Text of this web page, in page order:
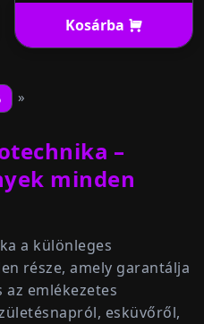
Kosárba
»
–
minden
a különleges
része, amely garantálja
emlékezetes
esküvőről,